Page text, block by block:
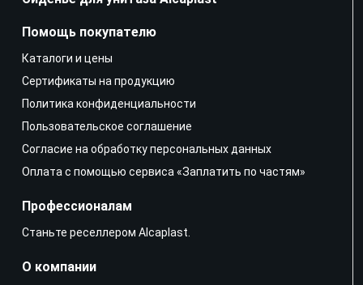
Помощь покупателю
Каталоги и цены
Сертификаты на продукцию
Политика конфиденциальности
Пользовательское соглашение
Согласие на обработку персональных данных
Оплата с помощью сервиса «Заплатить по частям»
Профессионалам
Станьте реселлером Alcaplast.
О компании